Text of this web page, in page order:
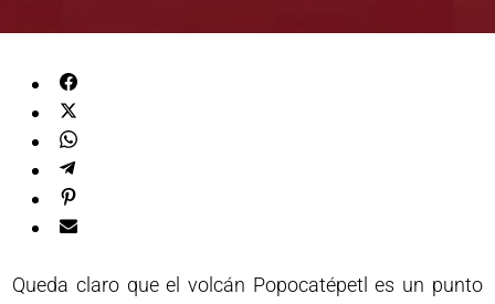
Queda claro que el volcán Popocatépetl es un punto